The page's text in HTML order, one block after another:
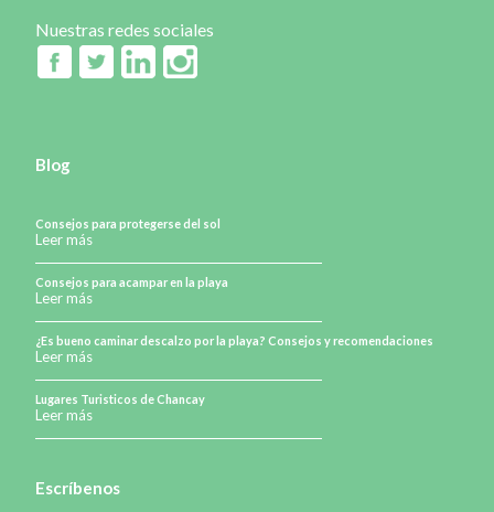
Nuestras redes sociales
Blog
Consejos para protegerse del sol
Leer más
Consejos para acampar en la playa
Leer más
¿Es bueno caminar descalzo por la playa? Consejos y recomendaciones
Leer más
Lugares Turisticos de Chancay
Leer más
Escríbenos